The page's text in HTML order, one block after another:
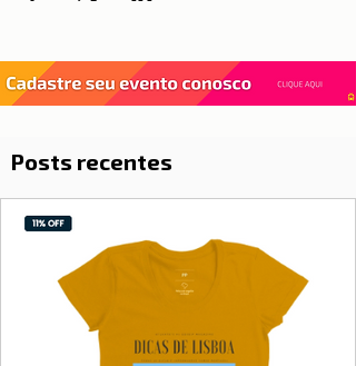
Posts recentes